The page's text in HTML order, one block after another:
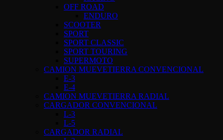
OFF ROAD
ENDURO
SCOOTER
SPORT
SPORT CLASSIC
SPORT TOURING
SUPERMOTO
CAMION MUEVETIERRA CONVENCIONAL
E-3
E-4
CAMION MUEVETIERRA RADIAL
CARGADOR CONVENCIONAL
L-3
L-5
CARGADOR RADIAL